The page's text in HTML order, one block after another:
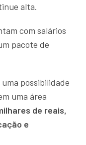
alta.
com salários
pacote de
possibilidade
uma área
de reais,
e